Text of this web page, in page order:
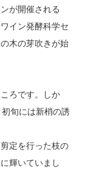
が開催される
イン発酵科学セ
木の芽吹きが始
ろです。しか
旬には新梢の誘
定を行った枝の
輝いていまし